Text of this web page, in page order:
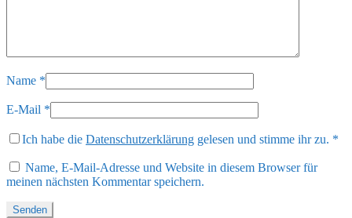
Name *
E-Mail *
Ich habe die Datenschutzerklärung gelesen und stimme ihr zu. *
Name, E-Mail-Adresse und Website in diesem Browser für
meinen nächsten Kommentar speichern.